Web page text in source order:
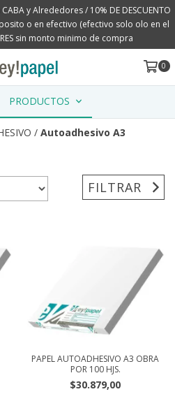
y Alrededores / 10% DE DESCUENTO
o en efectivo (efectivo solo olo en el
sin monto minimo de compra
0
PRODUCTOS
/ Autoadhesivo A3
FILTRAR
PAPEL AUTOADHESIVO A3 OBRA
POR 100 HJS.
$30.879,00